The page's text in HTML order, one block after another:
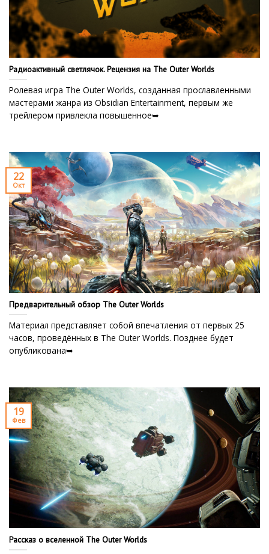
Радиоактивный светлячок. Рецензия на The Outer Worlds
Ролевая игра The Outer Worlds, созданная прославленными
мастерами жанра из Obsidian Entertainment, первым же
трейлером привлекла повышенное➥
Предварительный обзор The Outer Worlds
Материал представляет собой впечатления от первых 25
часов, проведённых в The Outer Worlds. Позднее будет
опубликована➥
22
Окт
Рассказ о вселенной The Outer Worlds
19
Фев